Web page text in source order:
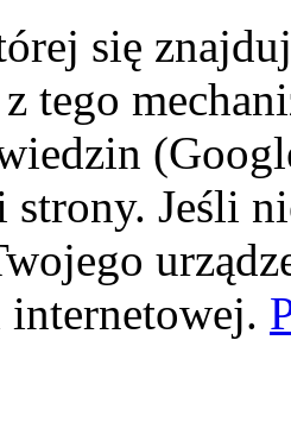
się
tego
strony. Jeśli